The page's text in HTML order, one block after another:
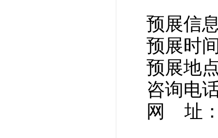
预展信
预展时
预展地
咨询电
网 址：